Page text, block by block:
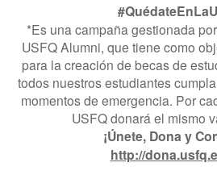
*Es una campaña gestionada
USFQ Alumni, que tiene como
para la creación de becas de
todos nuestros estudiantes
momentos de emergencia. Por
USFQ donará el mismo
¡Únete, Dona y
http://